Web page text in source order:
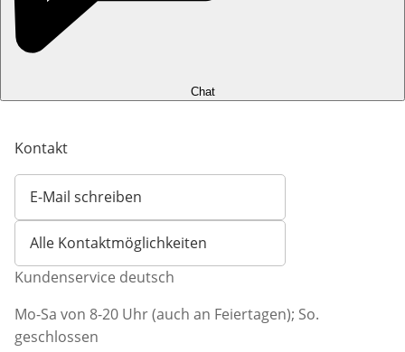
Chat
Kontakt
E-Mail schreiben
Öffnet E-Mail-Client
Alle Kontaktmöglichkeiten
Kundenservice deutsch
Mo-Sa von 8-20 Uhr (auch an Feiertagen); So.
geschlossen